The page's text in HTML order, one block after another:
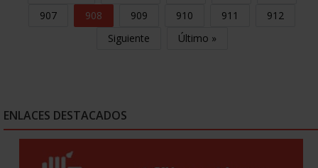
907
908 909 910 911
912
Siguiente
Último »
ENLACES DESTACADOS